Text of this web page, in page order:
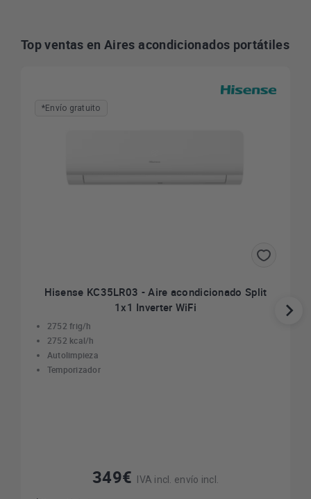
Top ventas en Aires acondicionados portátiles
*Envío gratuito
Hisense KC35LR03 - Aire acondicionado Split
1x1 Inverter WiFi
2752 frig/h
2752 kcal/h
Autolimpieza
Temporizador
349€ IVA incl. envío incl.